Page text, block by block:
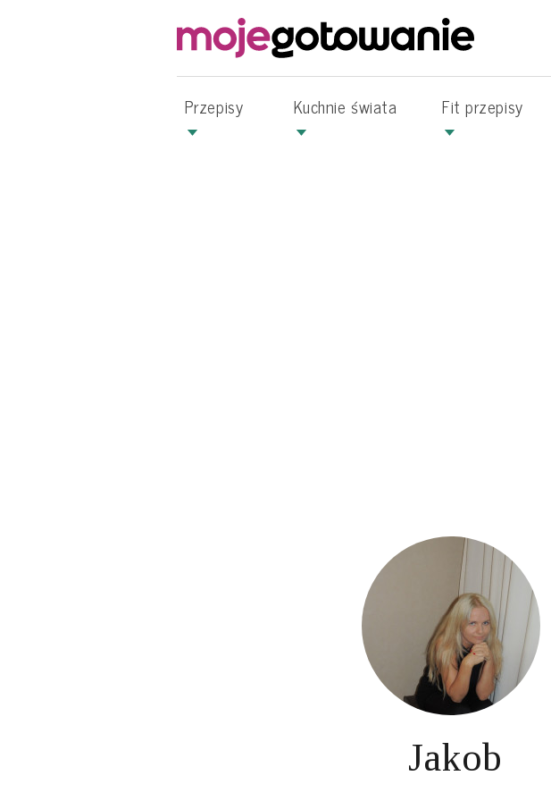
Przepisy Kuchnie świata Fit przepisy
Jakob